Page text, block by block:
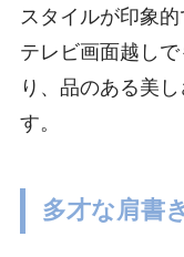
スタイルが印象的
テレビ画面越し
り、品のある美
す。
多才な肩書